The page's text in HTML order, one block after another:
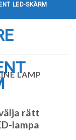
LED-SKÄRM
LAMP
rätt
lampa